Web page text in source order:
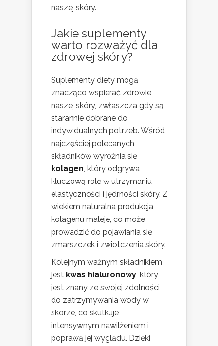
naszej skóry.
Jakie suplementy
warto rozważyć dla
zdrowej skóry?
Suplementy diety mogą
znacząco wspierać zdrowie
naszej skóry, zwłaszcza gdy są
starannie dobrane do
indywidualnych potrzeb. Wśród
najczęściej polecanych
składników wyróżnia się
kolagen, który odgrywa
kluczową rolę w utrzymaniu
elastyczności i jędrności skóry. Z
wiekiem naturalna produkcja
kolagenu maleje, co może
prowadzić do pojawiania się
zmarszczek i zwiotczenia skóry.
Kolejnym ważnym składnikiem
jest kwas hialuronowy, który
jest znany ze swojej zdolności
do zatrzymywania wody w
skórze, co skutkuje
intensywnym nawilżeniem i
poprawą jej wyglądu. Dzięki